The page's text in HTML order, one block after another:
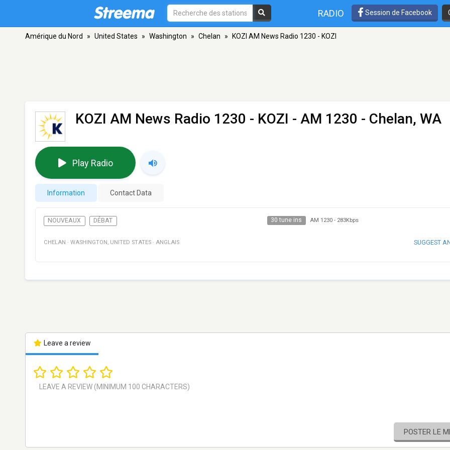
RADIO Session de Facebook
Amérique du Nord » United States » Washington » Chelan » KOZI AM News Radio 1230 - KOZI
KOZI AM News Radio 1230 - KOZI - AM 1230 - Chelan, WA
Play Radio
Information Contact Data
NOUVEAUX DÉBAT 30 tune ins AM 1230- 283Kbps
CHELAN · WASHINGTON , UNITED STATES · ANGLAIS SUGGEST
Leave a review
POSTER LE